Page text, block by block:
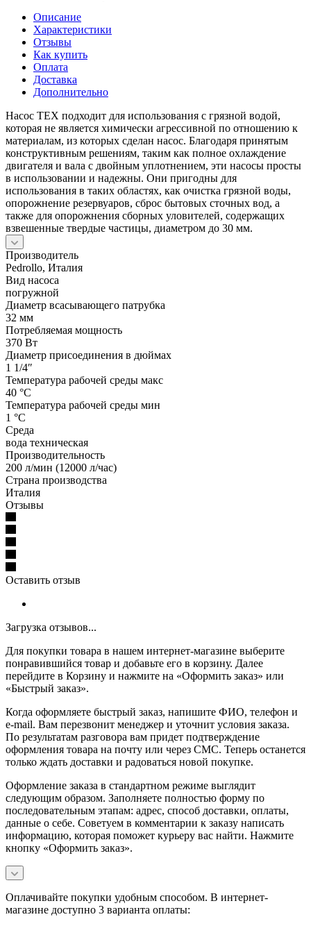
Описание
Характеристики
Отзывы
Как купить
Оплата
Доставка
Дополнительно
Насос TEX подходит для использования с грязной водой,
которая не является химически агрессивной по отношению к
материалам, из которых сделан насос. Благодаря принятым
конструктивным решениям, таким как полное охлаждение
двигателя и вала с двойным уплотнением, эти насосы просты
в использовании и надежны. Они пригодны для
использования в таких областях, как очистка грязной воды,
опорожнение резервуаров, сброс бытовых сточных вод, а
также для опорожнения сборных уловителей, содержащих
взвешенные твердые частицы, диаметром до 30 мм.
Производитель
Pedrollo, Италия
Вид насоса
погружной
Диаметр всасывающего патрубка
32 мм
Потребляемая мощность
370 Вт
Диаметр присоединения в дюймах
1 1/4″
Температура рабочей среды макс
40 °С
Температура рабочей среды мин
1 °С
Среда
вода техническая
Производительность
200 л/мин (12000 л/час)
Страна производства
Италия
Отзывы
Оставить отзыв
Загрузка отзывов...
Для покупки товара в нашем интернет-магазине выберите
понравившийся товар и добавьте его в корзину. Далее
перейдите в Корзину и нажмите на «Оформить заказ» или
«Быстрый заказ».
Когда оформляете быстрый заказ, напишите ФИО, телефон и
e-mail. Вам перезвонит менеджер и уточнит условия заказа.
По результатам разговора вам придет подтверждение
оформления товара на почту или через СМС. Теперь останется
только ждать доставки и радоваться новой покупке.
Оформление заказа в стандартном режиме выглядит
следующим образом. Заполняете полностью форму по
последовательным этапам: адрес, способ доставки, оплаты,
данные о себе. Советуем в комментарии к заказу написать
информацию, которая поможет курьеру вас найти. Нажмите
кнопку «Оформить заказ».
Оплачивайте покупки удобным способом. В интернет-
магазине доступно 3 варианта оплаты: